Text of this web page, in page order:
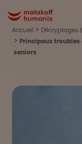
Malakoff
Accueil
Décryptages
Principaux
seniors